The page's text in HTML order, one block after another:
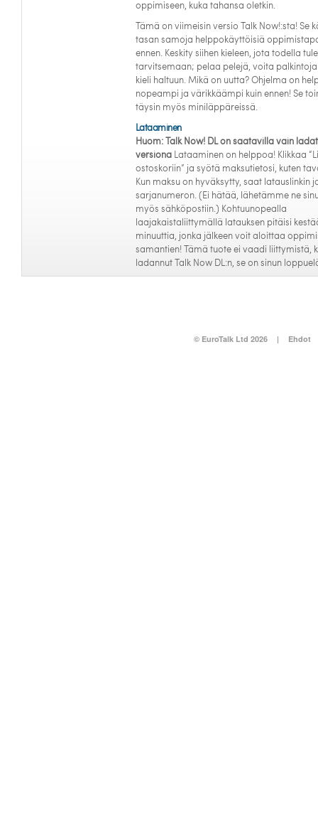
oppimiseen, kuka tahansa oletkin.
Tämä on viimeisin versio Talk Now!:sta! Se
tasan samoja helppokäyttöisiä
ennen. Keskity siihen kieleen, jota todella
tarvitsemaan; pelaa pelejä, voita
kieli haltuun. Mikä on uutta? Ohjelma on
nopeampi ja värikkäämpi kuin ennen! Se
täysin myös miniläppäreissä.
Lataaminen
Huom: Talk Now! DL on saatavilla vain
versiona Lataaminen on helppoa! Klikkaa
ostoskoriin” ja syötä maksutietosi, kuten
Kun maksu on hyväksytty, saat latauslinkin
sarjanumeron. (Ei hätää, lähetämme ne
myös sähköpostiin.) Kohtuunopealla
laajakaistaliittymällä latauksen pitäisi
minuuttia, jonka jälkeen voit aloittaa
samantien! Tämä tuote ei vaadi liittymistä,
ladannut Talk Now DL:n, se on sinun
© EuroTalk Ltd 2026 | Ehdot